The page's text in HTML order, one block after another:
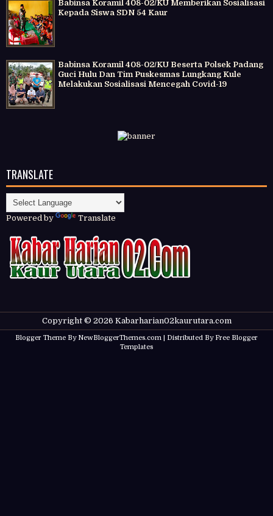
Babinsa Koramil 408-02/KU Memberikan Sosialisasi
Kepada Siswa SDN 54 Kaur
Babinsa Koramil 408-02/KU Beserta Polsek Padang
Guci Hulu Dan Tim Puskesmas Lungkang Kule
Melakukan Sosialisasi Mencegah Covid-19
TRANSLATE
Powered by Translate
Copyright © 2026 Kabarharian02kaurutara.com
Blogger Theme By NewBloggerThemes.com | Distributed ByFree Blogger
Templates